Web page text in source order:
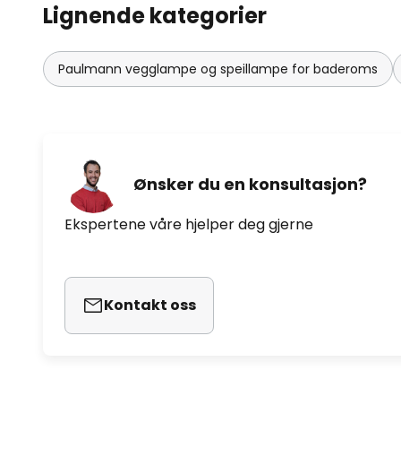
Lignende kategorier
Paulmann vegglampe og speillampe for baderoms
Ønsker du en konsultasjon?
Ekspertene våre hjelper deg gjerne
Kontakt oss